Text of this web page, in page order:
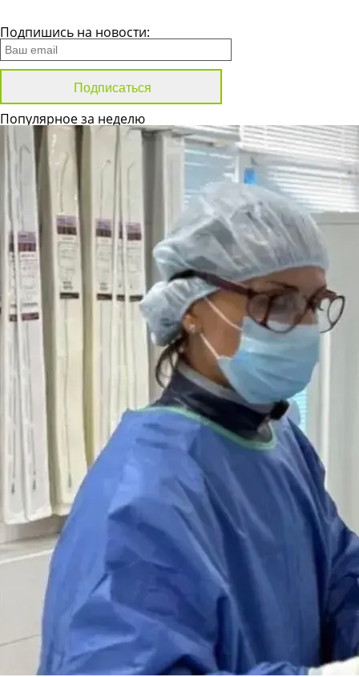
Подпишись на новости:
Популярное за неделю